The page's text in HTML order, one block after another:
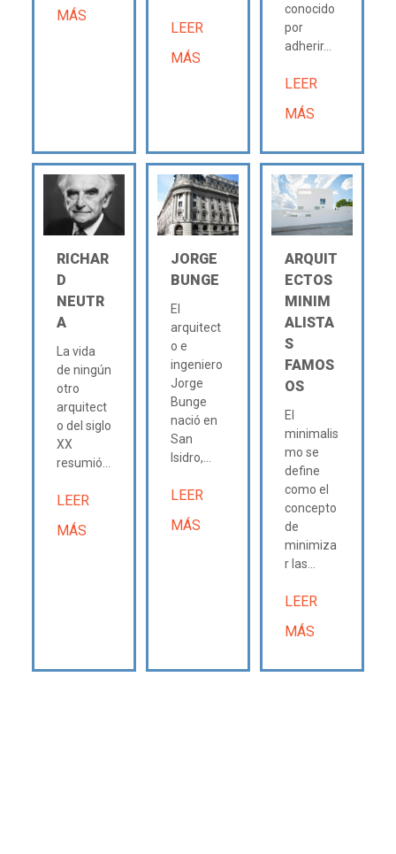
MÁS
LEER
MÁS
conocido
por
adherir...
LEER
MÁS
RICHAR
D
NEUTR
A
La vida
de ningún
otro
arquitect
o del siglo
XX
resumió...
LEER
MÁS
JORGE
BUNGE
El
arquitect
o e
ingeniero
Jorge
Bunge
nació en
San
Isidro,...
LEER
MÁS
ARQUIT
ECTOS
MINIM
ALISTA
S
FAMOS
OS
El
minimalis
mo se
define
como el
concepto
de
minimiza
r las...
LEER
MÁS